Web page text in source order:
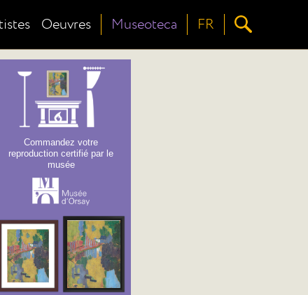
Oeuvres Museoteca FR
Commandez votre
reproduction certifié par le
musée